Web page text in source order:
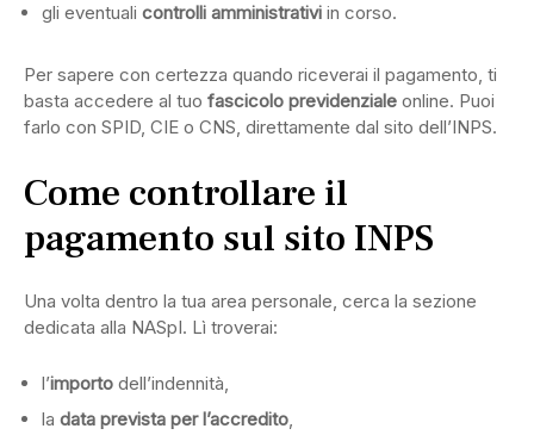
gli eventuali controlli amministrativi in corso.
Per sapere con certezza quando riceverai il pagamento, ti
basta accedere al tuo fascicolo previdenziale online. Puoi
farlo con SPID, CIE o CNS, direttamente dal sito dell’INPS.
Come controllare il
pagamento sul sito INPS
Una volta dentro la tua area personale, cerca la sezione
dedicata alla NASpI. Lì troverai:
l’importo dell’indennità,
la data prevista per l’accredito